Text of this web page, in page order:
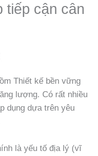
tiếp cận cân
Thiết kế bền vững
lượng. Có rất nhiều
dụng dựa trên yêu
là yếu tố địa lý (vĩ